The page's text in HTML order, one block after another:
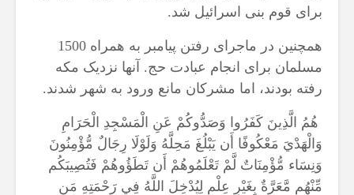
برای قوم بنی اسرائیل شد.
همچنین در ماجرای رفتن پیامبر به همراه 1500
مسلمان برای انجام عبادت حج. آنها نزدیک مکه
رفته بودند، اما مشرکان مانع ورود به شهر شدند.
هُمُ الَّذِينَ كَفَرُوا وَصَدُّوكُمْ عَنِ الْمَسْجِدِ الْحَرَامِ
وَالْهَدْيَ مَعْكُوفًا أَن يَبْلُغَ مَحِلَّهُ وَلَوْلَا رِجَالٌ مُّؤْمِنُونَ
وَنِسَاء مُّؤْمِنَاتٌ لَّمْ تَعْلَمُوهُمْ أَن تَطَؤُوهُمْ فَتُصِيبَكُم
مِّنْهُم مَّعَرَّةٌ بِغَيْرِ عِلْمٍ لِيُدْخِلَ اللَّهُ فِي رَحْمَتِهِ مَن